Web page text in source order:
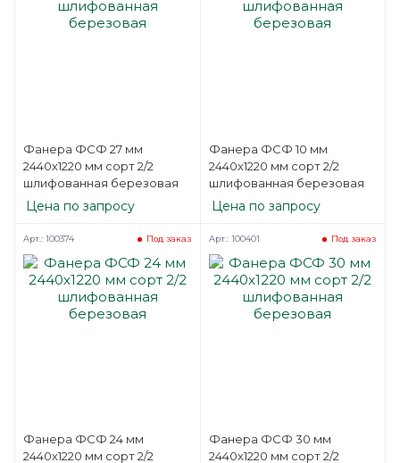
Фанера ФСФ 27 мм
2440х1220 мм сорт 2/2
шлифованная березовая
Цена по запросу
Фанера ФСФ 10 мм
2440х1220 мм сорт 2/2
шлифованная березовая
Цена по запросу
Фанера ФСФ 24 мм
2440х1220 мм сорт 2/2
Под заказ
Арт.: 100374
Фанера ФСФ 30 мм
2440х1220 мм сорт 2/2
Под заказ
Арт.: 100401